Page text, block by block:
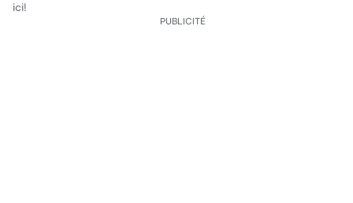
ici!
PUBLICITÉ